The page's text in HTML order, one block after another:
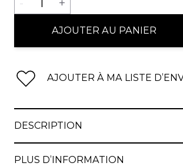
- 1 +
AJOUTER AU PANIER
AJOUTER À MA LISTE
DESCRIPTION
PLUS D’INFORMATION